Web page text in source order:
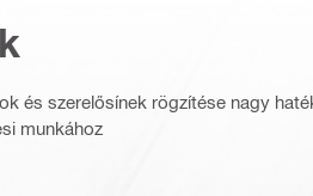
és szerelősínek rögzítése nagy
munkához